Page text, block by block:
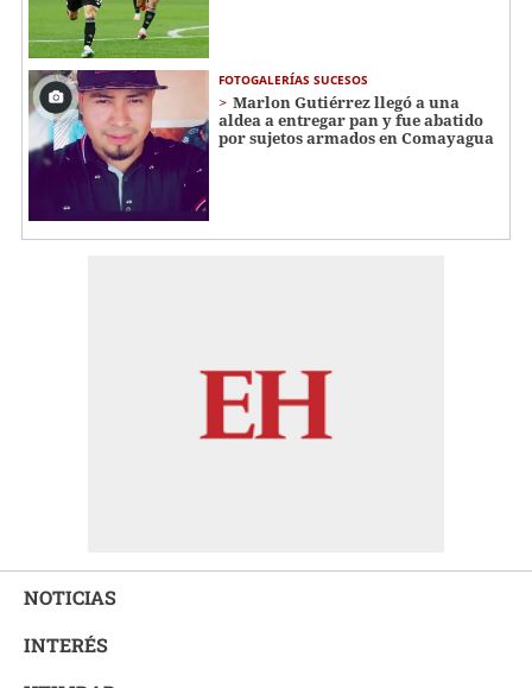
FOTOGALERÍAS SUCESOS
Marlon Gutiérrez llegó a una
aldea a entregar pan y fue abatido
por sujetos armados en Comayagua
NOTICIAS
INTERÉS